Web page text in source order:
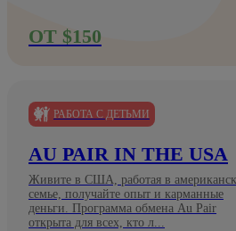
ОТ $150
РАБОТА С ДЕТЬМИ
AU PAIR IN THE USA
Живите в США, работая в
семье, получайте опыт и карманные
деньги. Программа обмена Au Pair
открыта для всех, кто л...